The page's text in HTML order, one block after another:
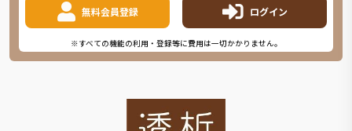
無料会員登録 ログイン
※すべての機能の利用・登録等に費用は一切かかりません。